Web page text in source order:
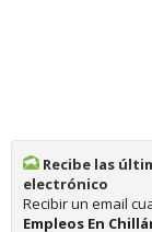
Recibe las
electrónico
Recibir un email
Empleos En